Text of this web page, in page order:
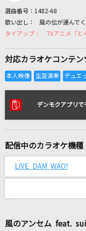
カ
リアルタ
Viking
妄想疾患■ガール
SixTONES
選曲番号： 1482-68
風の伝が運んで
TVアニメ「と
対応カラオケコンテン
デンモクアプリで
配信中のカラオケ機種
LIVE DAM WAO!
風のアンセム feat.